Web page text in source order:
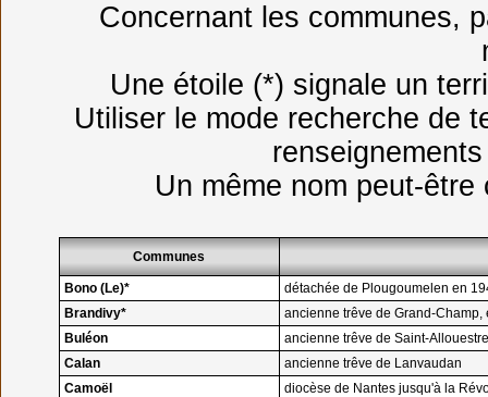
Concernant les communes,
Une étoile (*) signale un
Utiliser le mode recherche de
Un même nom peut-
Communes
Bono (Le)*
détachée de Plougoumelen en
Brandivy*
ancienne trêve de Grand-
Buléon
ancienne trêve de Saint-Allouestre
Calan
ancienne trêve de Lanvaudan
Camoël
diocèse de Nantes jusqu'à la